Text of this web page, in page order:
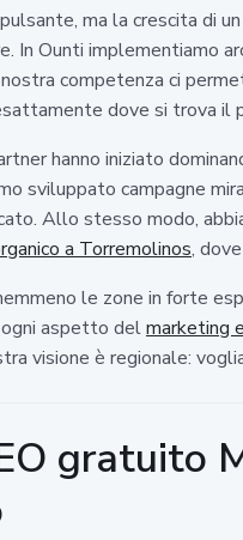
ma la crescita di
In Ounti implementiamo
competenza ci
dove si trova il
hanno iniziato
sviluppato campagne
Allo stesso modo,
a Torremolinos,
le zone in forte
ogni aspetto delmarketing
visione è regionale:
gratuito